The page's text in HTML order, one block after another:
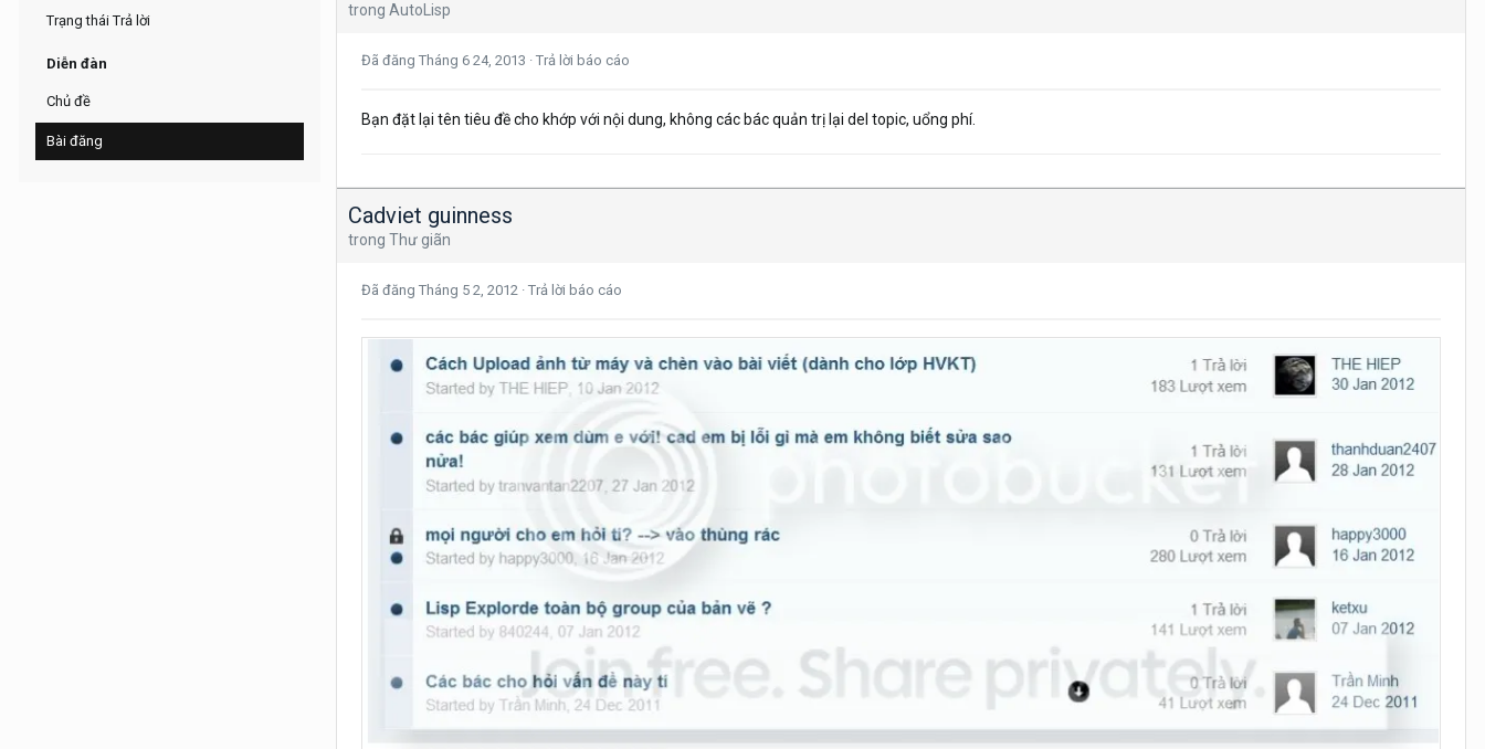
Trạng thái Trả lời
Diễn đàn
Chủ đề
Bài đăng
trong AutoLisp
Đã đăng Tháng 6 24, 2013 · Trả lời báo cáo
Bạn đặt lại tên tiêu đề cho khớp với nội dung, không các bác quản trị lại del topic, uổng phí.
Cadviet guinness
trong Thư giãn
Đã đăng Tháng 5 2, 2012 · Trả lời báo cáo